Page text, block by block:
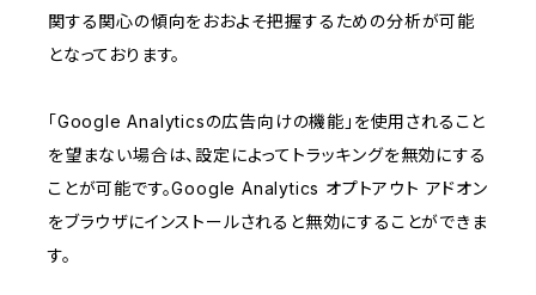
関する関心の傾向をおおよそ把握するための分析が可能
となっております。
「Google Analyticsの広告向けの機能」を使用されること
を望まない場合は、設定によってトラッキングを無効にする
ことが可能です。Google Analytics オプトアウト アドオン
をブラウザにインストールされると無効にすることができま
す。